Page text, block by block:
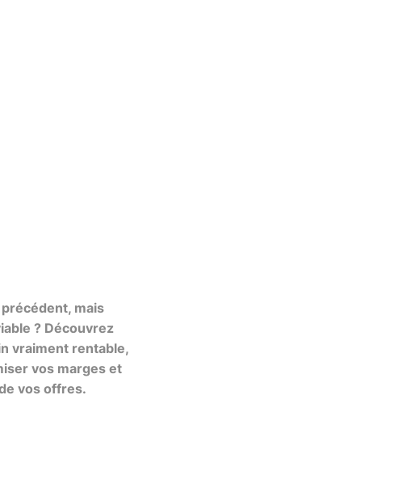
mais
? Découvrez
vraiment rentable,
vos marges et
vos offres.